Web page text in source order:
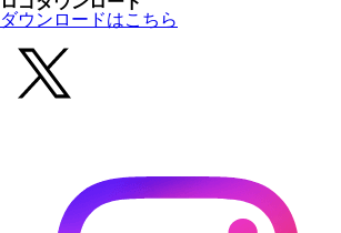
ダウンロードはこちら